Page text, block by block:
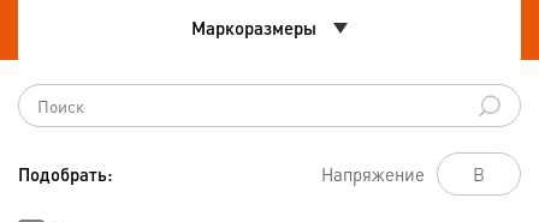
Маркоразмеры
Подобрать: Напряжение